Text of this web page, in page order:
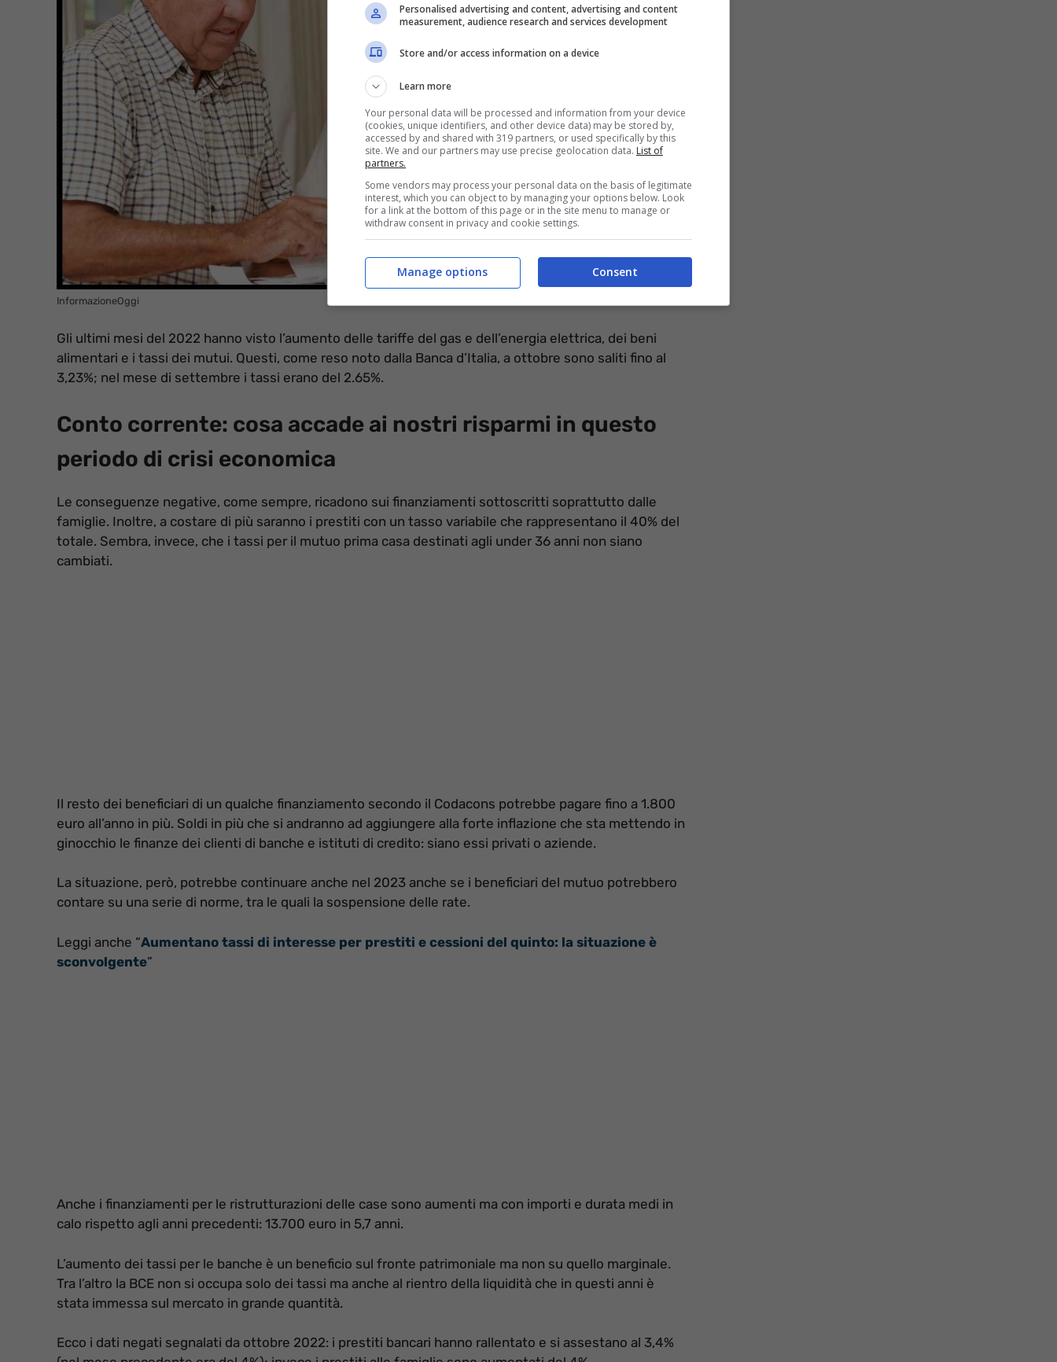
InformazioneOggi
Gli ultimi mesi del 2022 hanno visto l’aumento delle tariffe del gas e dell’energia elettrica, dei beni
alimentari e i tassi dei mutui. Questi, come reso noto dalla Banca d’Italia, a ottobre sono saliti fino al
3,23%; nel mese di settembre i tassi erano del 2.65%.
Conto corrente: cosa accade ai nostri risparmi in questo
periodo di crisi economica
Le conseguenze negative, come sempre, ricadono sui finanziamenti sottoscritti soprattutto dalle
famiglie. Inoltre, a costare di più saranno i prestiti con un tasso variabile che rappresentano il 40% del
totale. Sembra, invece, che i tassi per il mutuo prima casa destinati agli under 36 anni non siano
cambiati.
Il resto dei beneficiari di un qualche finanziamento secondo il Codacons potrebbe pagare fino a 1.800
euro all’anno in più. Soldi in più che si andranno ad aggiungere alla forte inflazione che sta mettendo in
ginocchio le finanze dei clienti di banche e istituti di credito: siano essi privati o aziende.
La situazione, però, potrebbe continuare anche nel 2023 anche se i beneficiari del mutuo potrebbero
contare su una serie di norme, tra le quali la sospensione delle rate.
Leggi anche “Aumentano tassi di interesse per prestiti e cessioni del quinto: la situazione è
sconvolgente”
Anche i finanziamenti per le ristrutturazioni delle case sono aumenti ma con importi e durata medi in
calo rispetto agli anni precedenti: 13.700 euro in 5,7 anni.
L’aumento dei tassi per le banche è un beneficio sul fronte patrimoniale ma non su quello marginale.
Tra l’altro la BCE non si occupa solo dei tassi ma anche al rientro della liquidità che in questi anni è
stata immessa sul mercato in grande quantità.
Ecco i dati negati segnalati da ottobre 2022: i prestiti bancari hanno rallentato e si assestano al 3,4%
Personalised advertising and content, advertising and content
measurement, audience research and services development
Store and/or access information on a device
Learn more
Your personal data will be processed and information from your device
(cookies, unique identifiers, and other device data) may be stored by,
accessed by and shared with 319 partners, or used specifically by this
site. We and our partners may use precise geolocation data. List of
partners.
Some vendors may process your personal data on the basis of legitimate
interest, which you can object to by managing your options below. Look
for a link at the bottom of this page or in the site menu to manage or
withdraw consent in privacy and cookie settings.
Consent
Manage options